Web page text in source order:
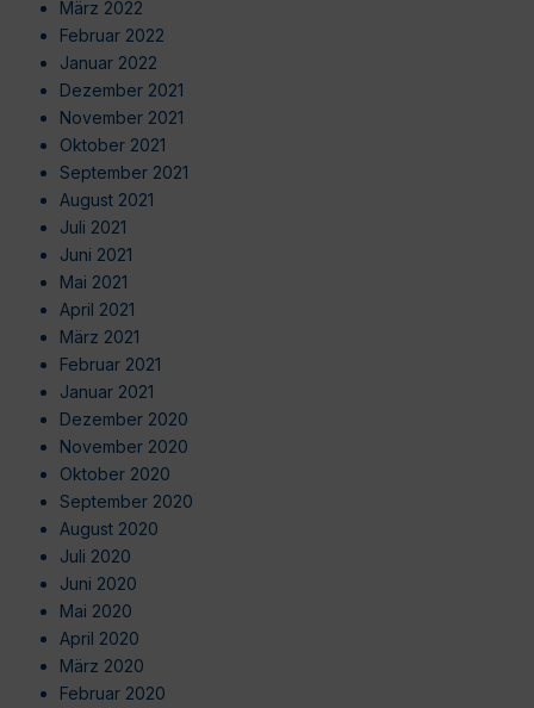
März 2022
Februar 2022
Januar 2022
Dezember 2021
November 2021
Oktober 2021
September 2021
August 2021
Juli 2021
Juni 2021
Mai 2021
April 2021
März 2021
Februar 2021
Januar 2021
Dezember 2020
November 2020
Oktober 2020
September 2020
August 2020
Juli 2020
Juni 2020
Mai 2020
April 2020
März 2020
Februar 2020